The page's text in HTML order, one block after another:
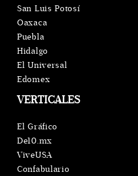
VERTICALES
El Gráfico
De10.mx
ViveUSA
Confabulario
San Luis Potosí
Oaxaca
Puebla
Hidalgo
El Universal
Edomex